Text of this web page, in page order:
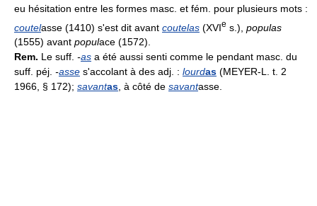
eu hésitation entre les formes masc. et fém. pour plusieurs mots :
coutelasse (1410) s'est dit avant coutelas (XVIe s.), populas
(1555) avant populace (1572).
Rem. Le suff. -as a été aussi senti comme le pendant masc. du
suff. péj. -asse s'accolant à des adj. : lourdas (MEYER-L. t. 2
1966, § 172); savantas, à côté de savantasse.